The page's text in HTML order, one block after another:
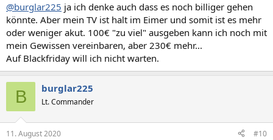
@burglar225 ja ich denke auch dass es noch billiger gehen
könnte. Aber mein TV ist halt im Eimer und somit ist es mehr
oder weniger akut. 100€ "zu viel" ausgeben kann ich noch mit
mein Gewissen vereinbaren, aber 230€ mehr...
Auf Blackfriday will ich nicht warten.
B burglar225
Lt. Commander
11. August 2020 #10